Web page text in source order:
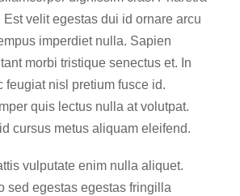
velit egestas dui id ornare arcu
imperdiet nulla. Sapien
morbi tristique senectus et. In
feugiat nisl pretium fusce id.
quis lectus nulla at volutpat.
cursus metus aliquam eleifend.
vulputate enim nulla aliquet.
sed egestas egestas fringilla